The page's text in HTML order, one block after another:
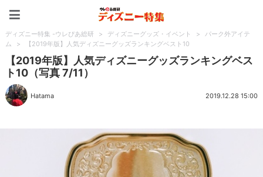
ディズニー特集 -ウレぴあ総研 > ディズニーグッズ・イベント >
パーク外アイテ
ム
> 【2019年版】人気ディズニーグッズランキングベスト10
【2019年版】人気ディズニーグッズランキングベス
ト10（写真 7/11）
Hatama 2019.12.28 15:00